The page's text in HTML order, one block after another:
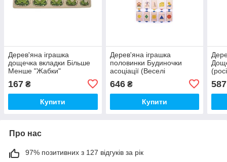
Дерев'яна іграшка
дощечка вкладки Більше
Менше "Жабки"
167 ₴
Купити
Дерев'яна іграшка
половинки Будиночки
асоціації (Веселі
646₴
Купити
587
Про нас
97% позитивних з 127 відгуків за рік